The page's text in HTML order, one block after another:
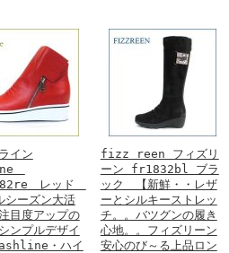
イン
レッド
シーズン大活
目度アップの
ンプルデザイ
・ハイ
fizz reen フィズリ
ーン fr1832bl ブラ
ック 【新鮮・・レザ
ーとシルキーストレッ
チ。。バツグンの履き
心地。。フィズリーン
安心のび～る上品ロン